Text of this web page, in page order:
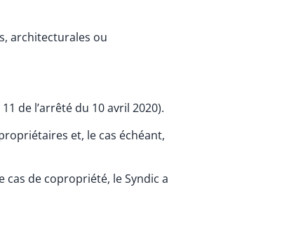
architecturales ou
de l’arrêté du 10 avril 2020).
et, le cas échéant,
de copropriété, le Syndic a